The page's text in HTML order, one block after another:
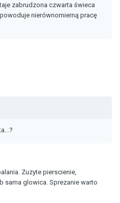
zabrudzona czwarta świeca
nierównomierną pracę
Zuzyte pierscienie,
sama glowica. Sprezanie warto